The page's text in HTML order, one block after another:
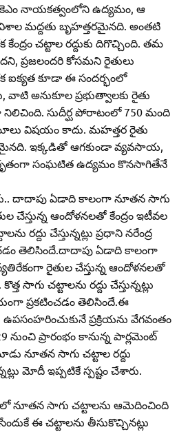
నాయకత్వంలోని ఉద్యమం, ఆ
మద్దతు బృహత్తరమైనది. అంతటి
చట్టాల రద్దుకు దిగొచ్చింది. తమ
ప్రజలందరి కోసమని రైతులు
ఐక్యత కూడా ఈ సందర్భంలో
వాటి అనుకూల ప్రభుత్వాలకు రైతు
సుదీర్ఘ పోరాటంలో 750 మంది
విషయం కాదు. మహత్తర రైతు
ఇక్కడితో ఆగకుండా వ్యవసాయ,
సంఘటిత ఉద్యమం కొనసాగితేనే
దాదాపు ఏడాది కాలంగా నూతన సాగు
చేస్తున్న ఆందోళనలతో కేంద్రం ఇటీవల
రద్దు చేస్తున్నట్లు ప్రధాని నరేంద్ర
తెలిసిందే.దాదాపు ఏడాది కాలంగా
రైతుల చేస్తున్న ఆందోళనలతో
సాగు చట్టాలను రద్దు చేస్తున్నట్లు
ప్రకటించడం తెలిసిందే.ఈ
ప్రక్రియను వేగవంతం
నుంచి ప్రారంభం కానున్న పార్లమెంట్‌
నూతన సాగు చట్టాల రద్దు
మోదీ ఇప్పటికే స్పష్టం చేశారు.
సాగు చట్టాలను ఆమెదించింది
ఈ చట్టాలను తీసుకొచ్చినట్లు